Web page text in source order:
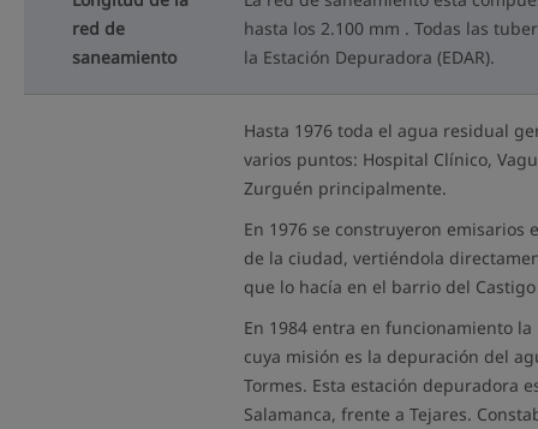
red de
saneamiento
hasta los 2.100 mm . Todas las
la Estación Depuradora (EDAR).
Hasta 1976 toda el agua residual
varios puntos: Hospital Clínico,
Zurguén principalmente.
En 1976 se construyeron
de la ciudad, vertiéndola
que lo hacía en el barrio del
En 1984 entra en funcionamiento la
cuya misión es la depuración del
Tormes. Esta estación depuradora
Salamanca, frente a Tejares.